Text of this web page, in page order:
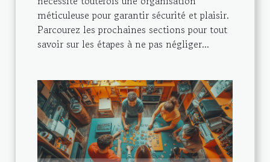
méticuleuse pour garantir sécurité et plaisir.
Parcourez les prochaines sections pour tout
savoir sur les étapes à ne pas négliger...